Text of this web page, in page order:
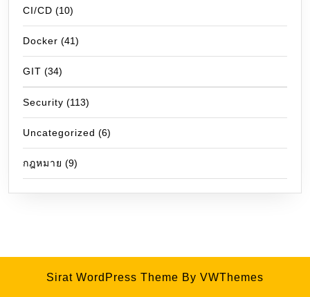
CI/CD (10)
Docker (41)
GIT (34)
Security (113)
Uncategorized (6)
กฎหมาย (9)
Sirat WordPress Theme By VWThemes